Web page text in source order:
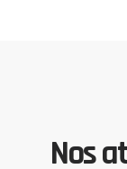
Nos